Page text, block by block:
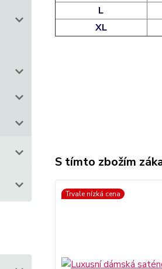
L
XL
S tímto zbožím
Trvale nízká cena